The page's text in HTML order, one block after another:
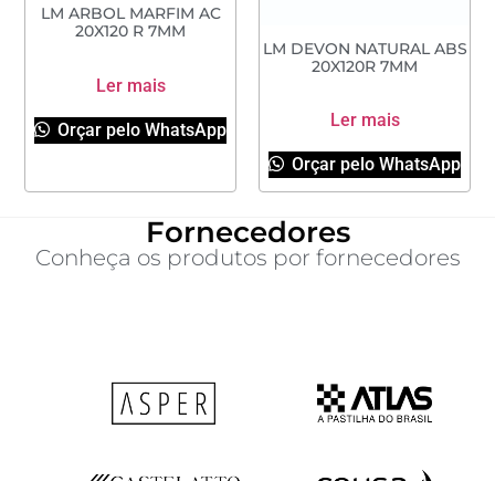
LM ARBOL MARFIM AC
20X120 R 7MM
Ler mais
Orçar pelo WhatsApp
LM DEVON NATURAL ABS
20X120R 7MM
Ler mais
Orçar pelo WhatsApp
Fornecedores
Conheça os produtos por fornecedores